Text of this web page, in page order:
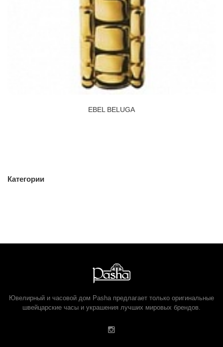
EBEL BELUGA
Категории
Ювелирный и часовой дом Pasha предлагает только оригинальные
швейцарские часы и украшения лучших мировых брендов.